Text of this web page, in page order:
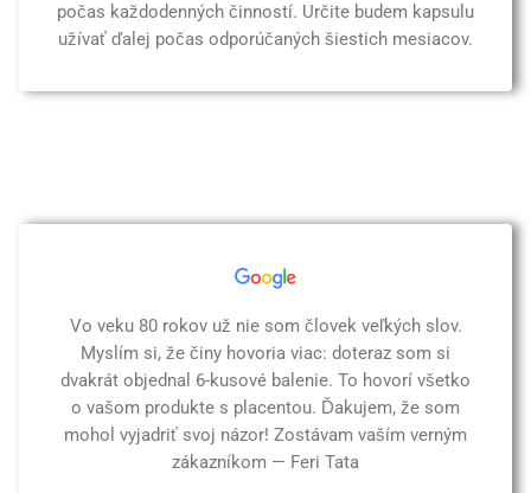
počas každodenných činností. Určite budem kapsulu
užívať ďalej počas odporúčaných šiestich mesiacov.
Vo veku 80 rokov už nie som človek veľkých slov.
Myslím si, že činy hovoria viac: doteraz som si
dvakrát objednal 6-kusové balenie. To hovorí všetko
o vašom produkte s placentou. Ďakujem, že som
mohol vyjadriť svoj názor! Zostávam vaším verným
zákazníkom — Feri Tata